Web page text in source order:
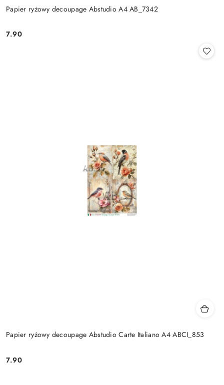
Papier ryżowy decoupage Abstudio A4 AB_7342
Cena:
7.90
Papier ryżowy decoupage Abstudio Carte Italiano A4 ABCI_853
Cena:
7.90